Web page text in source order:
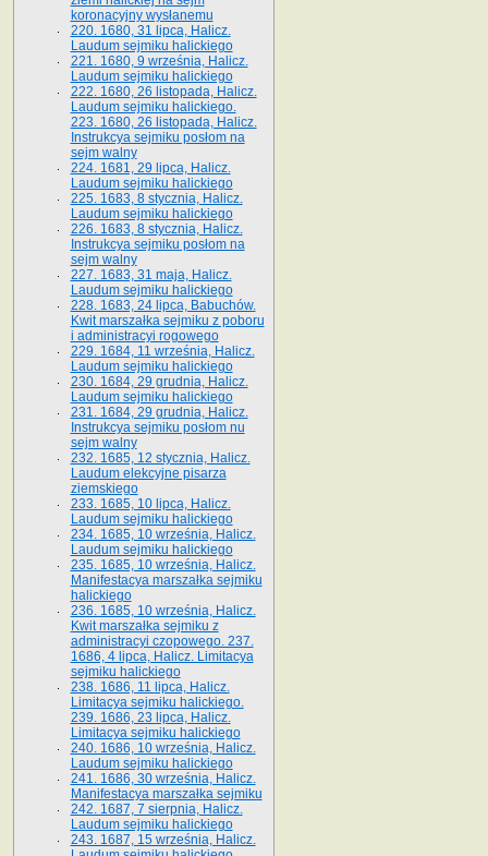
koronacyjny wysłanemu
220. 1680, 31 lipca, Halicz.
Laudum sejmiku halickiego
221. 1680, 9 września, Halicz.
Laudum sejmiku halickiego
222. 1680, 26 listopada, Halicz.
Laudum sejmiku halickiego.
223. 1680, 26 listopada, Halicz.
Instrukcya sejmiku posłom na
sejm walny
224. 1681, 29 lipca, Halicz.
Laudum sejmiku halickiego
225. 1683, 8 stycznia, Halicz.
Laudum sejmiku halickiego
226. 1683, 8 stycznia, Halicz.
Instrukcya sejmiku posłom na
sejm walny
227. 1683, 31 maja, Halicz.
Laudum sejmiku halickiego
228. 1683, 24 lipca, Babuchów.
Kwit marszałka sejmiku z poboru
i administracyi rogowego
229. 1684, 11 września, Halicz.
Laudum sejmiku halickiego
230. 1684, 29 grudnia, Halicz.
Laudum sejmiku halickiego
231. 1684, 29 grudnia, Halicz.
Instrukcya sejmiku posłom nu
sejm walny
232. 1685, 12 stycznia, Halicz.
Laudum elekcyjne pisarza
ziemskiego
233. 1685, 10 lipca, Halicz.
Laudum sejmiku halickiego
234. 1685, 10 września, Halicz.
Laudum sejmiku halickiego
235. 1685, 10 września, Halicz.
Manifestacya marszałka sejmiku
halickiego
236. 1685, 10 września, Halicz.
Kwit marszałka sejmiku z
administracyi czopowego. 237.
1686, 4 lipca, Halicz. Limitacya
sejmiku halickiego
238. 1686, 11 lipca, Halicz.
Limitacya sejmiku halickiego.
239. 1686, 23 lipca, Halicz.
Limitacya sejmiku halickiego
240. 1686, 10 września, Halicz.
Laudum sejmiku halickiego
241. 1686, 30 września, Halicz.
Manifestacya marszałka sejmiku
242. 1687, 7 sierpnia, Halicz.
Laudum sejmiku halickiego
243. 1687, 15 września, Halicz.